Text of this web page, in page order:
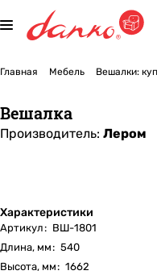
Главная Мебель Вешалки:
Вешалка
Производитель: Лером
Характеристики
Артикул: ВШ-1801
Длина, мм: 540
Высота, мм: 1662